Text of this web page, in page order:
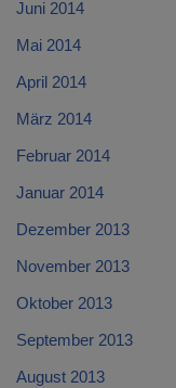
Juni 2014
Mai 2014
April 2014
März 2014
Februar 2014
Januar 2014
Dezember 2013
November 2013
Oktober 2013
September 2013
August 2013